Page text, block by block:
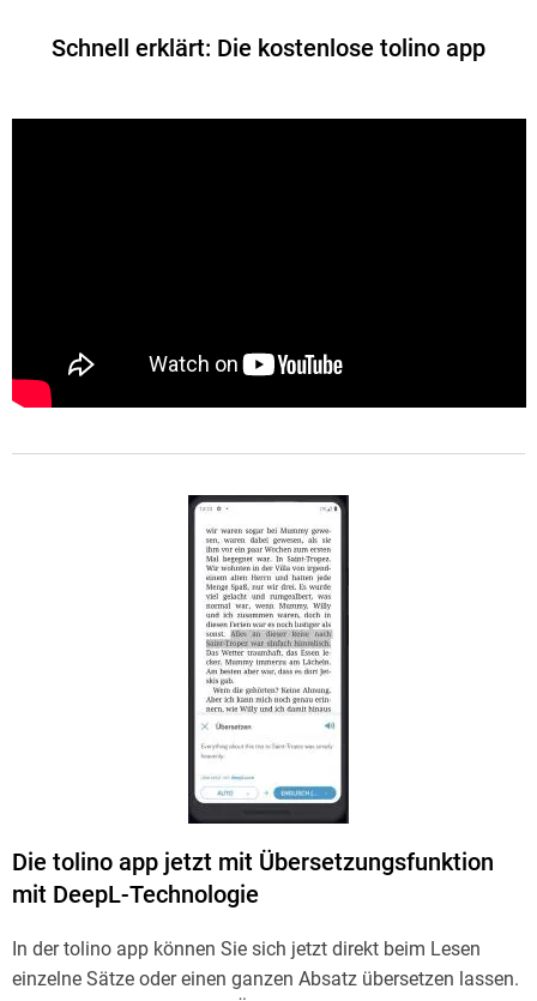
Schnell erklärt: Die kostenlose tolino app
Die tolino app jetzt mit Übersetzungsfunktion
mit DeepL-Technologie
In der tolino app können Sie sich jetzt direkt beim Lesen
einzelne Sätze oder einen ganzen Absatz übersetzen lassen.